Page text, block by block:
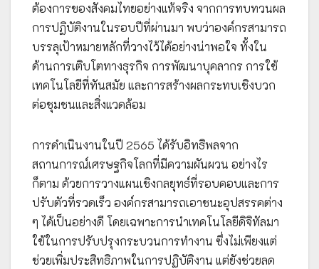
ต้องการของสังคมไทยอย่างแท้จริง จากการทบทวนผล
การปฏิบัติงานในรอบปีที่ผ่านมา พบว่าองค์กรสามารถ
บรรลุเป้าหมายหลักที่วางไว้ได้อย่างน่าพอใจ ทั้งใน
ด้านการเติบโตทางธุรกิจ การพัฒนาบุคลากร การใช้
เทคโนโลยีที่ทันสมัย และการสร้างผลกระทบเชิงบวก
ต่อชุมชนและสิ่งแวดล้อม
การดำเนินงานในปี 2565 ได้รับอิทธิพลจาก
สถานการณ์เศรษฐกิจโลกที่มีความผันผวน อย่างไร
ก็ตาม ด้วยการวางแผนเชิงกลยุทธ์ที่รอบคอบและการ
ปรับตัวที่รวดเร็ว องค์กรสามารถเอาชนะอุปสรรคต่าง
ๆ ได้เป็นอย่างดี โดยเฉพาะการนำเทคโนโลยีดิจิทัลมา
ใช้ในการปรับปรุงกระบวนการทำงาน ซึ่งไม่เพียงแต่
ช่วยเพิ่มประสิทธิภาพในการปฏิบัติงาน แต่ยังช่วยลด